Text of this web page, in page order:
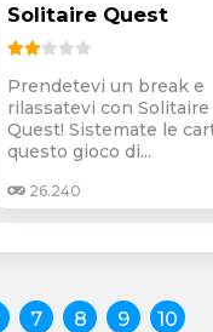
Solitaire Quest
Prendetevi un break e
rilassatevi con Solitaire
Quest! Sistemate le
questo gioco di...
26.240
7 8 9 10